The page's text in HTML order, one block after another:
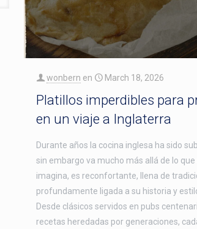
wonbern en March 18, 2026
Platillos imperdibles para
en un viaje a Inglaterra
Durante años la cocina inglesa ha sido
sin embargo va mucho más allá de lo que
imagina, es reconfortante, llena de
profundamente ligada a su historia y
Desde clásicos servidos en pubs
recetas heredadas por generaciones,